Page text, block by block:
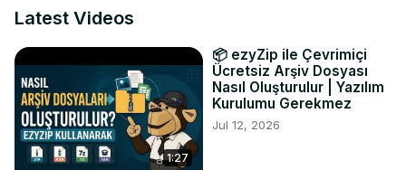
- 上傳您的 EGG 檔案 – 點擊「選擇要開啟的 EGG 檔案」或直
- 稍等片刻 – 自動提取即將開始！
- 點擊綠色的「儲存」按鈕，即可將提取的檔案直接下載到您
的裝置。
- 額外提示：點擊藍色的「預覽」按鈕，即可在瀏覽器中查看
相容的文件，然後再進行下載。
為什麼要使用線上 EGG 文件提取器？
Latest Videos
1:27
📦 ezyZip ile Çevrimiçi
Ücretsiz Arşiv Dosyası
Nasıl Oluşturulur | Yazılım
Kurulumu Gerekmez
Jul 12, 2026